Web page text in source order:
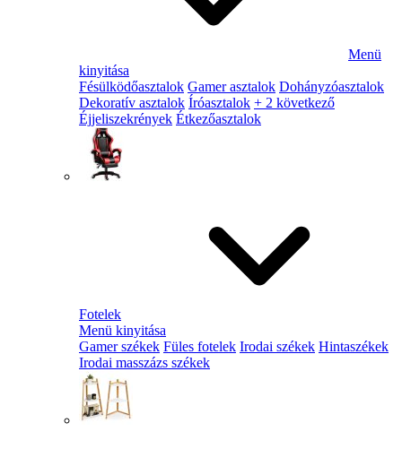
Menü
kinyitása
Fésülködőasztalok Gamer asztalok Dohányzóasztalok
Dekoratív asztalok Íróasztalok + 2 következő
Éjjeliszekrények Étkezőasztalok
Fotelek
Menü kinyitása
Gamer székek Füles fotelek Irodai székek Hintaszékek
Irodai masszázs székek